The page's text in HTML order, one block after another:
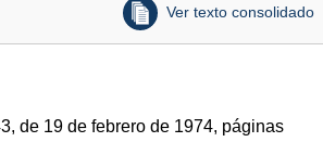
Ver texto consolidado
de 19 de febrero de 1974, páginas